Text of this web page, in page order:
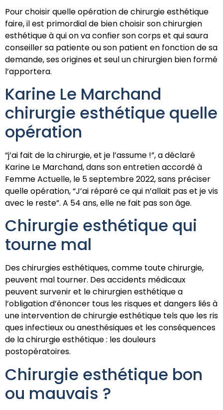
Pour choisir quelle opération de chirurgie esthétique
faire, il est primordial de bien choisir son chirurgien
esthétique à qui on va confier son corps et qui saura
conseiller sa patiente ou son patient en fonction de sa
demande, ses origines et seul un chirurgien bien formé
l’apportera.
Karine Le Marchand
chirurgie esthétique quelle
opération
“j’ai fait de la chirurgie, et je l’assume !”, a déclaré
Karine Le Marchand, dans son entretien accordé à
Femme Actuelle, le 5 septembre 2022, sans préciser
quelle opération, “J’ai réparé ce qui n’allait pas et je vis
avec le reste”. A 54 ans, elle ne fait pas son âge.
Chirurgie esthétique qui
tourne mal
Des chirurgies esthétiques, comme toute chirurgie,
peuvent mal tourner. Des accidents médicaux
peuvent survenir et le chirurgien esthétique a
l’obligation d’énoncer tous les risques et dangers liés à
une intervention de chirurgie esthétique tels que les ris
ques infectieux ou anesthésiques et les conséquences
de la chirurgie esthétique : les douleurs
postopératoires.
Chirurgie esthétique bon
ou mauvais ?